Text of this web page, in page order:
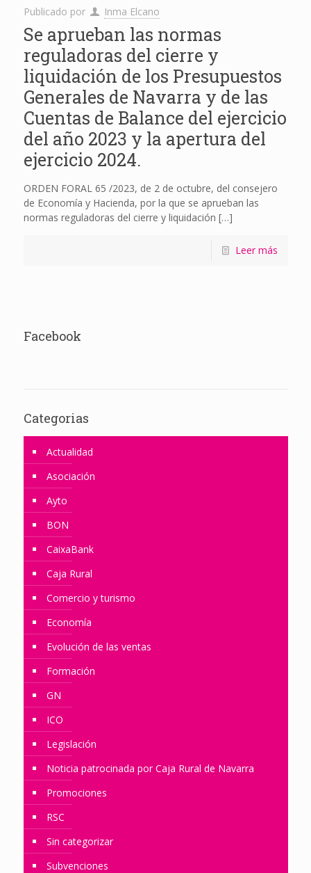
Publicado por Inma Elcano
Se aprueban las normas
reguladoras del cierre y
liquidación de los Presupuestos
Generales de Navarra y de las
Cuentas de Balance del ejercicio
del año 2023 y la apertura del
ejercicio 2024.
ORDEN FORAL 65 /2023, de 2 de octubre, del consejero
de Economía y Hacienda, por la que se aprueban las
normas reguladoras del cierre y liquidación […]
Leer más
Facebook
Categorias
Actualidad
Asociación
Ayto
BON
CaixaBank
Caja Rural
Comercio y turismo
Economía
Evolución de las ventas
Formación
GN
ICO
Legislación
Noticia patrocinada por Caja Rural de Navarra
Promociones
RSC
Sin categorizar
Subvenciones